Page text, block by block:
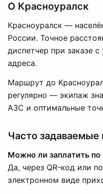
О Красноуралск
Красноуралск —
России. Точное
диспетчер при заказе
адреса.
Маршрут до
регулярно — экипаж
АЗС и оптимальные
Часто задаваемые
Можно ли заплатить
Да, через QR-код или
электронном виде